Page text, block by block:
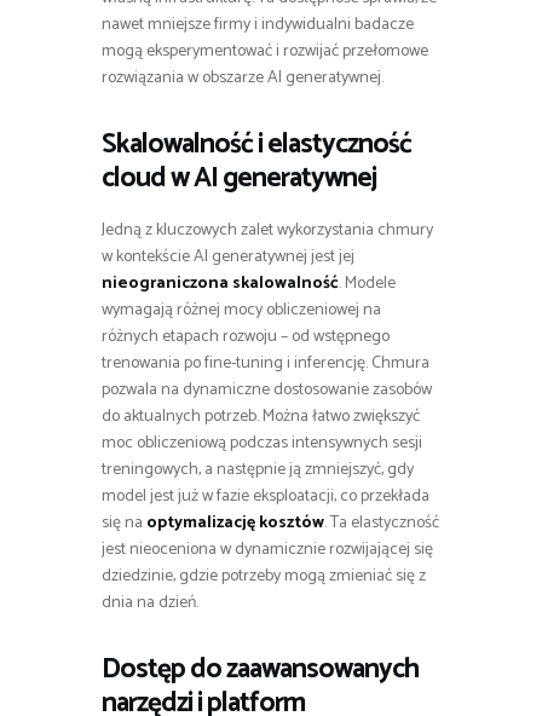
nawet mniejsze firmy i indywidualni badacze
mogą eksperymentować i rozwijać przełomowe
rozwiązania w obszarze AI generatywnej.
Skalowalność i elastyczność
cloud w AI generatywnej
Jedną z kluczowych zalet wykorzystania chmury
w kontekście AI generatywnej jest jej
nieograniczona skalowalność. Modele
wymagają różnej mocy obliczeniowej na
różnych etapach rozwoju – od wstępnego
trenowania po fine-tuning i inferencję. Chmura
pozwala na dynamiczne dostosowanie zasobów
do aktualnych potrzeb. Można łatwo zwiększyć
moc obliczeniową podczas intensywnych sesji
treningowych, a następnie ją zmniejszyć, gdy
model jest już w fazie eksploatacji, co przekłada
się na optymalizację kosztów. Ta elastyczność
jest nieoceniona w dynamicznie rozwijającej się
dziedzinie, gdzie potrzeby mogą zmieniać się z
dnia na dzień.
Dostęp do zaawansowanych
narzędzi i platform